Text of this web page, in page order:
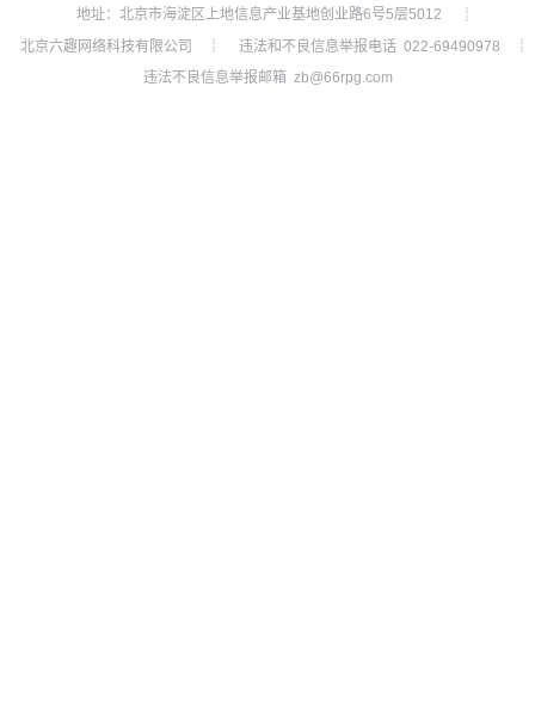
地址：北京市海淀区上地信息产业基地创业路6号5层5012
┊
北京六趣网络科技有限公司
┊ 违法和不良信息举报电话 022-69490978
┊
违法不良信息举报邮箱 zb@66rpg.com